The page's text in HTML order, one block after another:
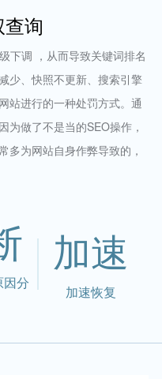
询
下调 ，从而导致关键词排名
少、快照不更新、搜索引擎
站进行的一种处罚方式。通
为做了不是当的SEO操作，
多为网站自身作弊导致的，
因分
加速
加速恢复